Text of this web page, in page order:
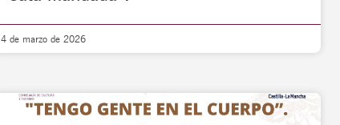
4 de marzo de 2026